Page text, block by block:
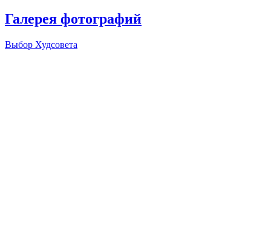
Галерея фотографий
Выбор Худсовета